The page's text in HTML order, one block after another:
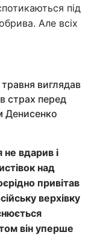
під
Але всіх
травня виглядав
страх перед
Денисенко
не вдарив і
над
привітав
верхівку
він уперше